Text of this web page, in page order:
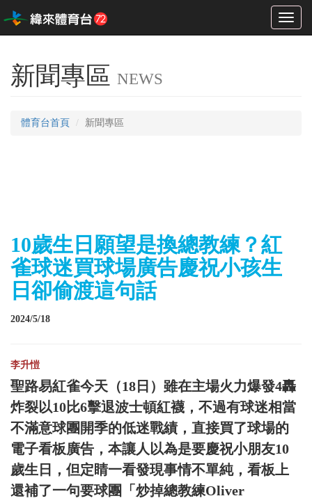
Toggle
新聞專區 NEWS
體育台首頁 新聞專區
10歲生日願望是換總教練？紅
雀球迷買球場廣告慶祝小孩生
日卻偷渡這句話
2024/5/18
李升愷
聖路易紅雀今天（18日）雖在主場火力爆發4轟
炸裂以10比6擊退波士頓紅襪，不過有球迷相當
不滿意球團開季的低迷戰績，直接買了球場的
電子看板廣告，本讓人以為是要慶祝小朋友10
歲生日，但定睛一看發現事情不單純，看板上
還補了一句要球團「炒掉總教練Oliver